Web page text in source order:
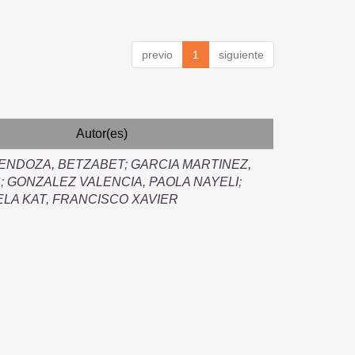
previo 1 siguiente
Autor(es)
BETZABET; GARCIA MARTINEZ,
; GONZALEZ VALENCIA, PAOLA NAYELI;
KAT, FRANCISCO XAVIER